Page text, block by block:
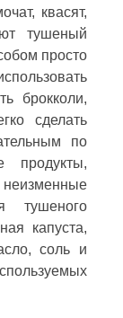
квасят,
тушеный
просто
брокколи,
сделать
по
продукты,
тушеного
капуста,
соль и